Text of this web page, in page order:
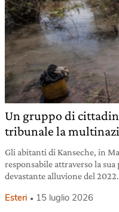
Un gruppo di
tribunale la
Gli abitanti di Kanseche, in
responsabile attraverso la
devastante alluvione del 2022.
Esteri 15 luglio 2026